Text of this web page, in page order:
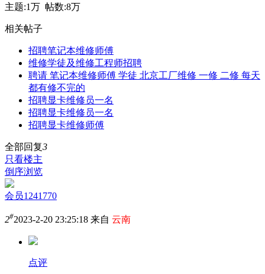
主题:1万 帖数:8万
相关帖子
招聘笔记本维修师傅
维修学徒及维修工程师招聘
聘请 笔记本维修师傅 学徒 北京工厂维修 一修 二修 每天
都有修不完的
招聘显卡维修员一名
招聘显卡维修员一名
招聘显卡维修师傅
全部回复3
只看楼主
倒序浏览
会员1241770
2#2023-2-20 23:25:18 来自 云南
点评